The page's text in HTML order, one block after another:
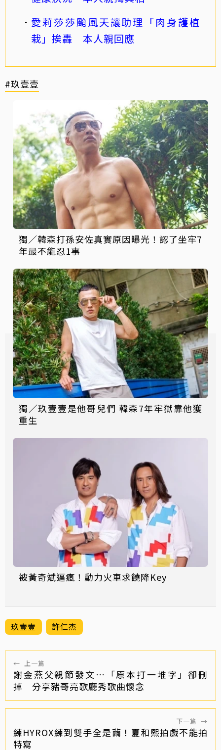
愛莉莎莎颱風天讓助理「肉身護植
栽」挨轟 本人親回應
#玖壹壹
獨／韓森打孫安佐真實原因曝光！認了坐牢7
年最不能忍1事
獨／玖壹壹是他哥兒們 韓森7年牢獄靠他獲
重生
被黃奇斌逼瘋！動力火車求饒降Key
玖壹壹 許仁杰
← 上一篇
謝金燕父親節發文…「原本打一堆字」卻刪
掉 分享豬哥亮歌廳秀歌曲懷念
下一篇 →
練HYROX練到雙手全是繭！夏和熙拍戲不能拍
特寫